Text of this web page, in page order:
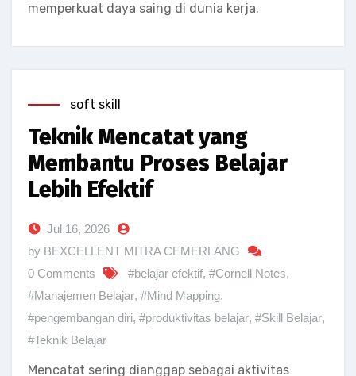
memperkuat daya saing di dunia kerja.
soft skill
Teknik Mencatat yang
Membantu Proses Belajar
Lebih Efektif
Jul 16, 2026
by BEXCELLENT MITRA CEMERLANG
0 Comments
#belajar efektif, #Cornell Notes,
#Manajemen Belajar, #Mind Mapping,
#pengembangan diri, #produktivitas belajar, #Skill Belajar,
#Teknik Belajar
Mencatat sering dianggap sebagai aktivitas